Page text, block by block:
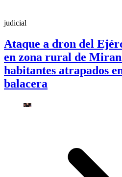
judicial
Ataque a dron del
en zona rural de
habitantes atrapados
balacera